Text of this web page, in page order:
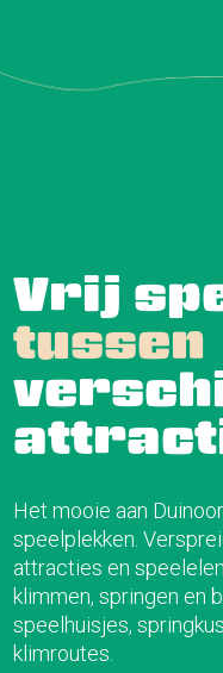
Vrij
tussen
Het mooie aan
speelplekken.
attracties en
klimmen, springen en
speelhuisjes,
klimroutes.